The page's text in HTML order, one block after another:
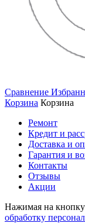
Сравнение
Корзина Корзина
Ремонт
Кредит и
Доставка и
Гарантия и
Контакты
Отзывы
Акции
Нажимая на
обработку